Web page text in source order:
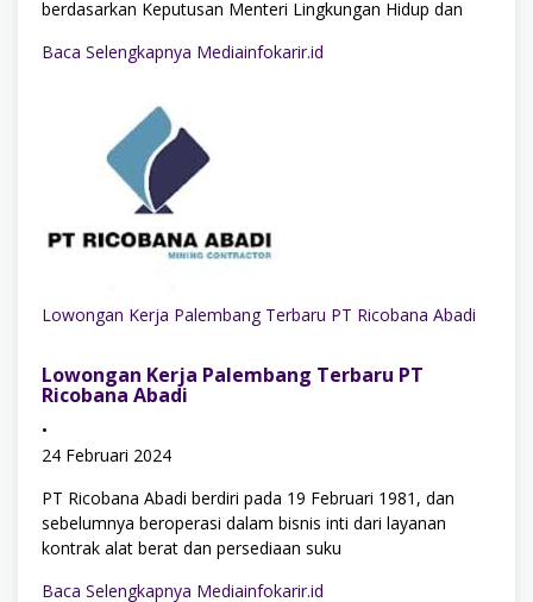
berdasarkan Keputusan Menteri Lingkungan Hidup dan
Baca Selengkapnya Mediainfokarir.id
Lowongan Kerja Palembang Terbaru PT Ricobana Abadi
Lowongan Kerja Palembang Terbaru PT
Ricobana Abadi
•
24 Februari 2024
PT Ricobana Abadi berdiri pada 19 Februari 1981, dan
sebelumnya beroperasi dalam bisnis inti dari layanan
kontrak alat berat dan persediaan suku
Baca Selengkapnya Mediainfokarir.id